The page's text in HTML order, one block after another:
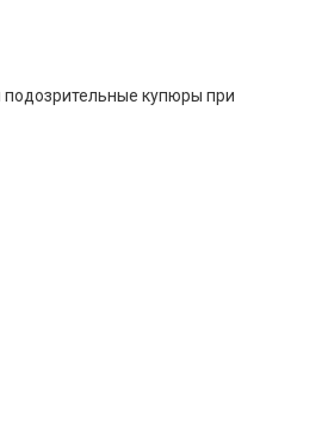
купюры при